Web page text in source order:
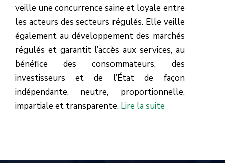
veille une concurrence saine et loyale entre
les acteurs des secteurs régulés. Elle veille
également au développement des marchés
régulés et garantit l’accès aux services, au
bénéfice des consommateurs, des
investisseurs et de l’État de façon
indépendante, neutre, proportionnelle,
impartiale et transparente. Lire la suite